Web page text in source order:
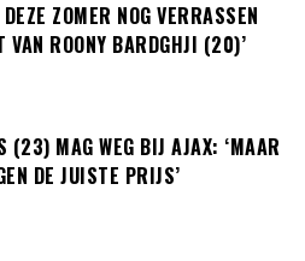
ZOMER NOG VERRASSEN
VAN ROONY BARDGHJI (20)’
(23) MAG WEG BIJ AJAX: ‘MAAR
DE JUISTE PRIJS’